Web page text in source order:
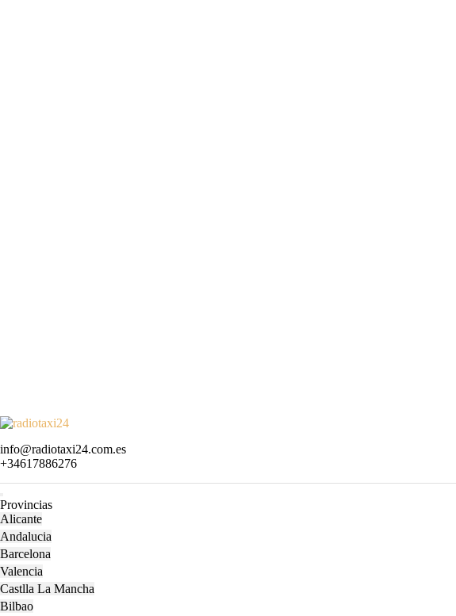
Skip
content
info@radiotaxi24.com.esEmail
+34617886276Phone
Open
Menu
Provincias
Alicante
Andalucia
Barcelona
Valencia
Castlla La Mancha
Bilbao